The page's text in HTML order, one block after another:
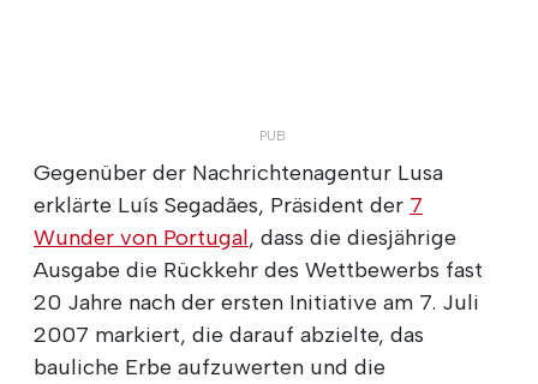
Gegenüber der Nachrichtenagentur Lusa
erklärte Luís Segadães, Präsident der 7
Wunder von Portugal, dass die diesjährige
Ausgabe die Rückkehr des Wettbewerbs fast
20 Jahre nach der ersten Initiative am 7. Juli
2007 markiert, die darauf abzielte, das
bauliche Erbe aufzuwerten und die